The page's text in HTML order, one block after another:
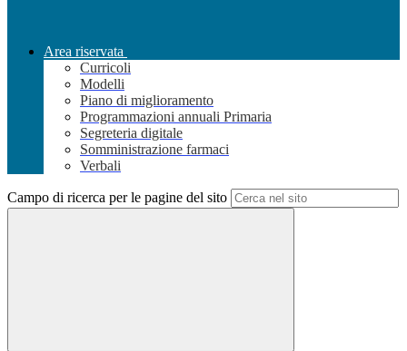
Area riservata
Curricoli
Modelli
Piano di miglioramento
Programmazioni annuali Primaria
Segreteria digitale
Somministrazione farmaci
Verbali
Campo di ricerca per le pagine del sito